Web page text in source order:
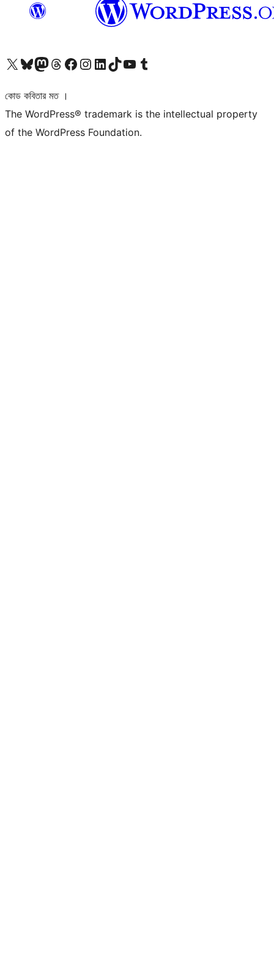
আমাদের X (আগের টুইটার) অ্যাকাউন্টে যানআমাদের Bluesky অ্যাকাউন্টটি দেখুনআমাদের মাস্টোডন অ্যাকাউন্টটি দেখুনআমাদের থ্রেডস অ্যাকাউন্টটি দেখুনআমাদের ফেসবুক পেজ দেখুনআমাদের ইন্সটাগ্রাম অ্যাকাউন্ট দেখুনআমাদের লিঙ্কডইন অ্যাকাউন্টে যানআমাদের TikTok অ্যাকাউন্টটি দেখুনআমাদের ইউটিউব চ্যানেলে যান আমাদের টাম্বলার অ্যাকাউন্ট দেখুন
কোড কবিতার মত ।
The WordPress® trademark is the intellectual property
of the WordPress Foundation.